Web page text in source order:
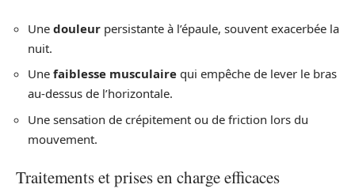
Une douleur persistante à l’épaule, souvent exacerbée la
nuit.
Une faiblesse musculaire qui empêche de lever le bras
au-dessus de l’horizontale.
Une sensation de crépitement ou de friction lors du
mouvement.
Traitements et prises en charge efficaces